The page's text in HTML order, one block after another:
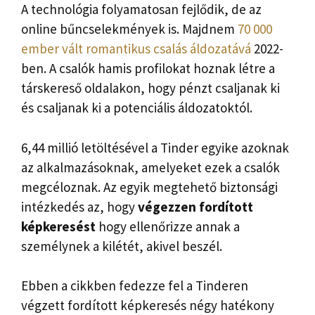
A technológia folyamatosan fejlődik, de az
online bűncselekmények is. Majdnem 70 000
ember vált romantikus csalás áldozatává 2022-
ben. A csalók hamis profilokat hoznak létre a
társkereső oldalakon, hogy pénzt csaljanak ki
és csaljanak ki a potenciális áldozatoktól.
6,44 millió letöltésével a Tinder egyike azoknak
az alkalmazásoknak, amelyeket ezek a csalók
megcéloznak. Az egyik megtehető biztonsági
intézkedés az, hogyvégezzen fordított
képkeresést hogy ellenőrizze annak a
személynek a kilétét, akivel beszél.
Ebben a cikkben fedezze fel a Tinderen
végzett fordított képkeresés négy hatékony